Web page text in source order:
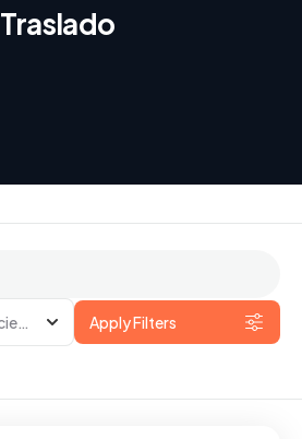
Traslado
(Añadido recientemente) Apply Filters